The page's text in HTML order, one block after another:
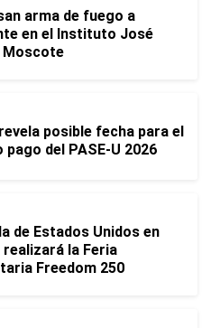
arma de fuego a
en el Instituto José
Moscote
revela posible fecha para el
pago del PASE-U 2026
de Estados Unidos en
realizará la Feria
Freedom 250